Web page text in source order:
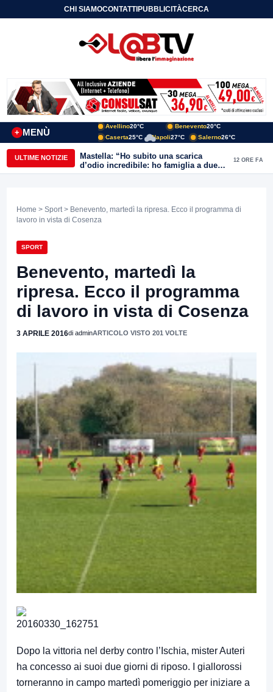
CHI SIAMOCONTATTIPUBBLICITÀCERCA
MENÙ
+
Avellino20°C Benevento20°C
Caserta25°C Napoli27°C Salerno26°C
ULTIME NOTIZIE
Mastella: “Ho subito una scarica
d’odio incredibile: ho famiglia a due
passi dal Calore”
12 ORE FA
Home > Sport > Benevento, martedì la ripresa. Ecco il programma di
lavoro in vista di Cosenza
SPORT
Benevento, martedì la
ripresa. Ecco il programma
di lavoro in vista di Cosenza
3 APRILE 2016di adminARTICOLO VISTO 201 VOLTE
Dopo la vittoria nel derby contro l’Ischia, mister Auteri
ha concesso ai suoi due giorni di riposo. I giallorossi
torneranno in campo martedì pomeriggio per iniziare a